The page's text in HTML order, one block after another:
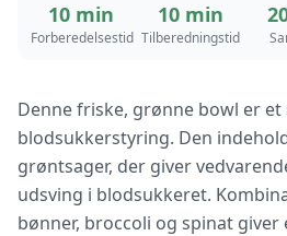
10 min
Forberedelsestid
10 min
Tilberedningstid
Denne friske, grønne bowl er et
blodsukkerstyring. Den
grøntsager, der giver
udsving i blodsukkeret.
bønner, broccoli og spinat